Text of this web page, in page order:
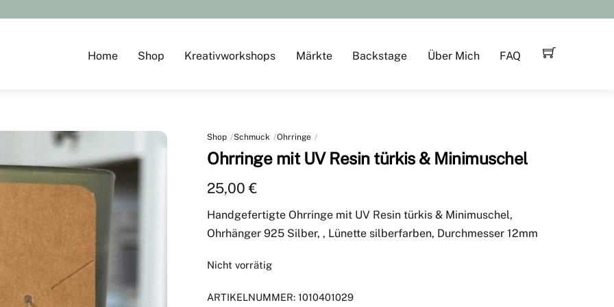
Home Shop Kreativworkshops Märkte Backstage Über Mich FAQ
Shop Schmuck Ohrringe
Ohrringe mit UV Resin türkis & Minimuschel
25,00€
Handgefertigte Ohrringe mit UV Resin türkis & Minimuschel,
Ohrhänger 925 Silber, , Lünette silberfarben, Durchmesser 12mm
Nicht vorrätig
ARTIKELNUMMER: 1010401029